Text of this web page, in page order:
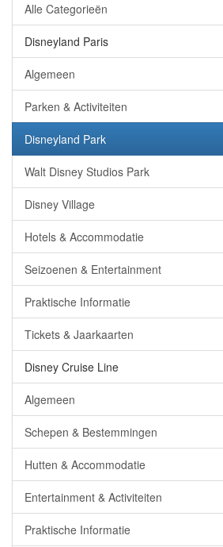
Alle Categorieën
Disneyland Paris
Algemeen
Parken & Activiteiten
Disneyland Park
Walt Disney Studios Park
Disney Village
Hotels & Accommodatie
Seizoenen & Entertainment
Praktische Informatie
Tickets & Jaarkaarten
Disney Cruise Line
Algemeen
Schepen & Bestemmingen
Hutten & Accommodatie
Entertainment & Activiteiten
Praktische Informatie